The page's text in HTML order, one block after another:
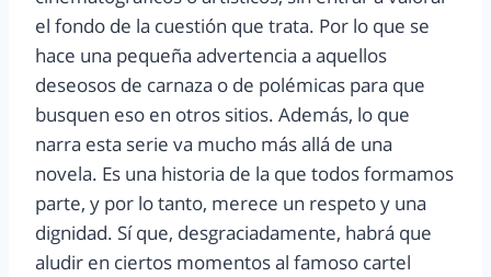
el fondo de la cuestión que trata. Por lo que se
hace una pequeña advertencia a aquellos
deseosos de carnaza o de polémicas para que
busquen eso en otros sitios. Además, lo que
narra esta serie va mucho más allá de una
novela. Es una historia de la que todos formamos
parte, y por lo tanto, merece un respeto y una
dignidad. Sí que, desgraciadamente, habrá que
aludir en ciertos momentos al famoso cartel